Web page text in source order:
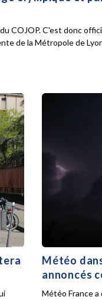
COJOP. C'est donc
de la Métropole de
Météo
annoncés
Météo France a